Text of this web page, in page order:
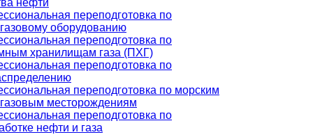
переподготовка по
оборудованию
переподготовка по
хранилищам газа (ПХГ)
переподготовка по
переподготовка по морским
месторождениям
переподготовка по
нефти и газа